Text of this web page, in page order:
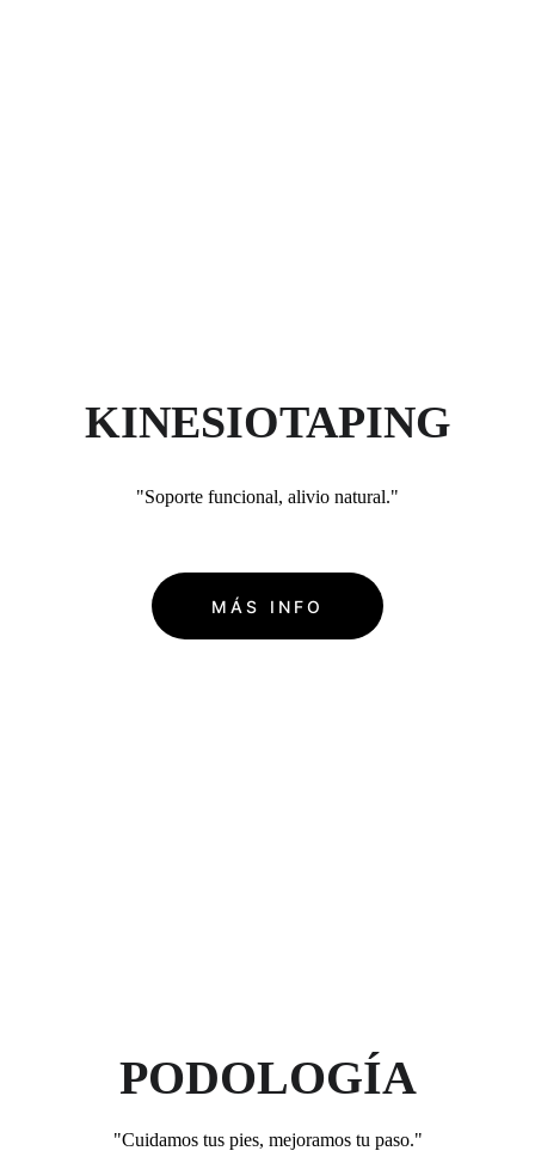
KINESIOTAPING
"Soporte funcional, alivio natural."
MÁS INFO
PODOLOGÍA
"Cuidamos tus pies, mejoramos tu paso."